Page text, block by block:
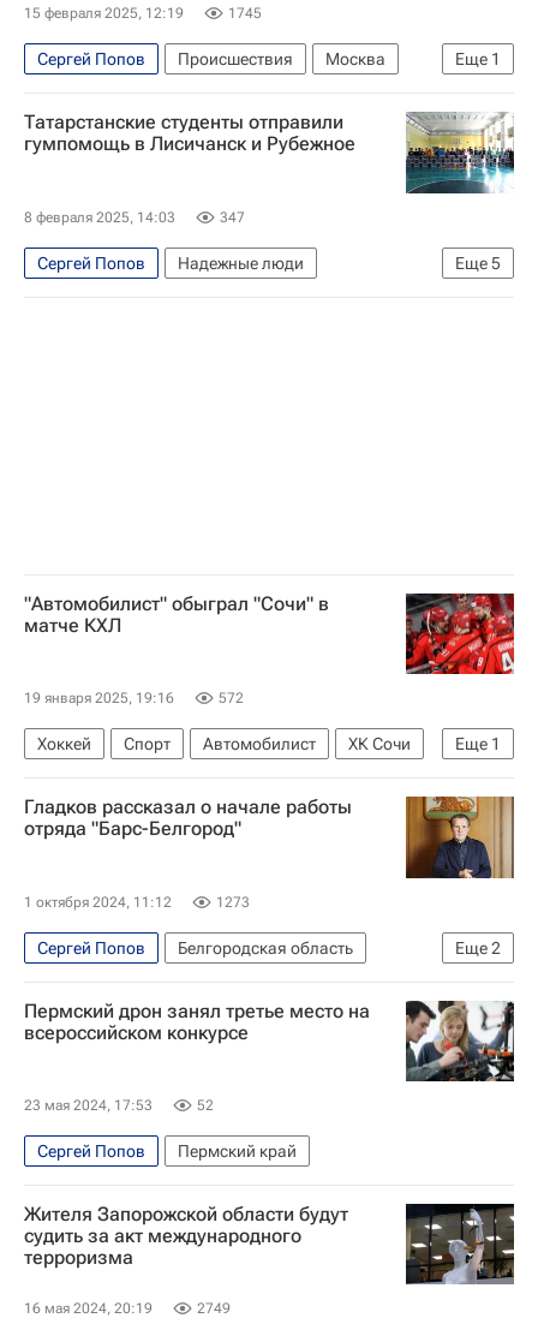
15 февраля 2025, 12:19 1745
Еще 1
Сергей Попов Происшествия
Москва
Ирина Голосная
Татарстанские студенты отправили
гумпомощь в Лисичанск и Рубежное
8 февраля 2025, 14:03 347
Еще5
Сергей Попов
Надежные люди
Здоровье - Общество
Лисичанск
"Автомобилист" обыграл "Сочи" в
матче КХЛ
19 января 2025, 19:16 572
Еще 1
Хоккей Спорт Автомобилист
ХК Сочи
КХЛ 2025-2026
Гладков рассказал о начале работы
отряда "Барс-Белгород"
1 октября 2024, 11:12 1273
Еще2
Сергей Попов
Белгородская область
Россия
Вячеслав Гладков
Пермский дрон занял третье место на
всероссийском конкурсе
23 мая 2024, 17:53 52
Сергей Попов Пермский край
Жителя Запорожской области будут
судить за акт международного
терроризма
16 мая 2024, 20:19 2749